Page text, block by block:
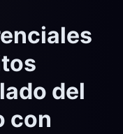
del
con